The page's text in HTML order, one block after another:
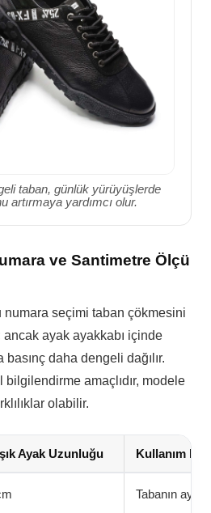
taban, günlük yürüyüşlerde
artırmaya yardımcı olur.
ve Santimetre Ölçü
numara seçimi taban çökmesini
ayak ayakkabı içinde
basınç daha dengeli dağılır.
amaçlıdır, modele
olabilir.
Ayak Uzunluğu Kullanım
Tabanın